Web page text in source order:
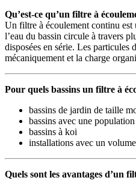
Qu’est-ce qu’un filtre à
Un filtre à écoulement continu est
l’eau du bassin circule à travers
disposées en série. Les particules
mécaniquement et la charge
Pour quels bassins un filtre à
bassins de jardin de taille
bassins avec une
bassins à koi
installations avec un
Quels sont les avantages d’un